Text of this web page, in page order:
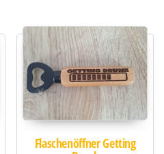
Flaschenöffner Getting